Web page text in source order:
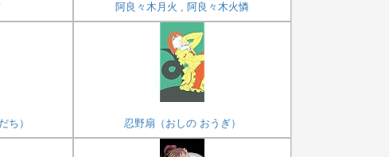
阿良々木月火 , 阿良々木火憐
ち） 忍野扇（おしの おうぎ）